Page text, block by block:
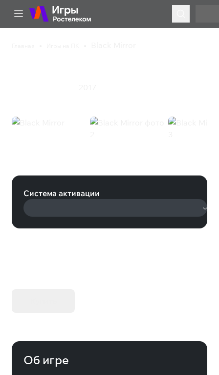
Система активации
Об игре